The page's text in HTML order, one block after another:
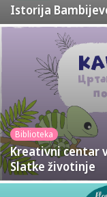
Istorija
Biblioteka
Kreativni centar
Slatke životinje